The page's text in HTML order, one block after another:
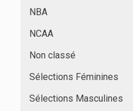
NBA
NCAA
Non classé
Sélections Féminines
Sélections Masculines